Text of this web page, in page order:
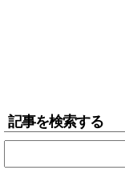
記事を検索する